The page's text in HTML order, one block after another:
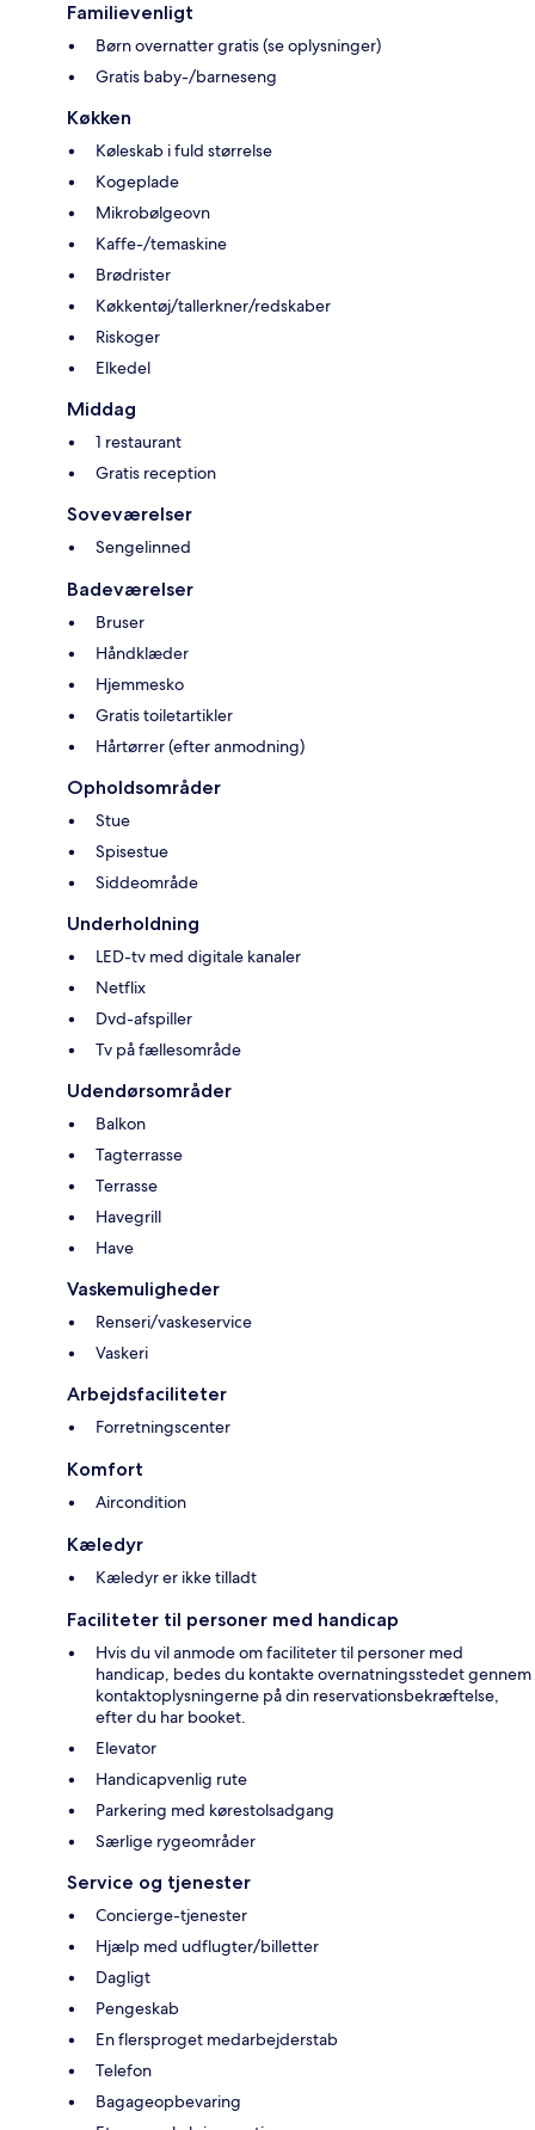
Familievenligt
Børn overnatter gratis (se oplysninger)
Gratis baby-/barneseng
Køkken
Køleskab i fuld størrelse
Kogeplade
Mikrobølgeovn
Kaffe-/temaskine
Brødrister
Køkkentøj/tallerkner/redskaber
Riskoger
Elkedel
Middag
1 restaurant
Gratis reception
Soveværelser
Sengelinned
Badeværelser
Bruser
Håndklæder
Hjemmesko
Gratis toiletartikler
Hårtørrer (efter anmodning)
Opholdsområder
Stue
Spisestue
Siddeområde
Underholdning
LED-tv med digitale kanaler
Netflix
Dvd-afspiller
Tv på fællesområde
Udendørsområder
Balkon
Tagterrasse
Terrasse
Havegrill
Have
Vaskemuligheder
Renseri/vaskeservice
Vaskeri
Arbejdsfaciliteter
Forretningscenter
Komfort
Aircondition
Kæledyr
Kæledyr er ikke tilladt
Faciliteter til personer med handicap
Hvis du vil anmode om faciliteter til personer med
handicap, bedes du kontakte overnatningsstedet gennem
kontaktoplysningerne på din reservationsbekræftelse,
efter du har booket.
Elevator
Handicapvenlig rute
Parkering med kørestolsadgang
Særlige rygeområder
Service og tjenester
Concierge-tjenester
Hjælp med udflugter/billetter
Dagligt
Pengeskab
En flersproget medarbejderstab
Telefon
Bagageopbevaring